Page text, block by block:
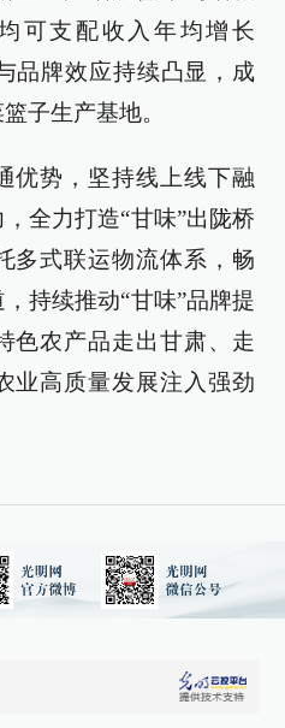
可支配收入年均增长
品牌效应持续凸显，成
子生产基地。
优势，坚持线上线下融
全力打造“甘味”出陇桥
多式联运物流体系，畅
持续推动“甘味”品牌提
色农产品走出甘肃、走
业高质量发展注入强劲